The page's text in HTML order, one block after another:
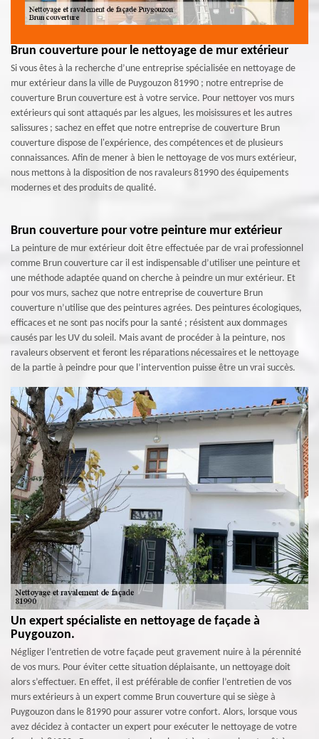
Brun couverture pour le nettoyage de mur extérieur
Si vous êtes à la recherche d’une entreprise spécialisée en nettoyage de
mur extérieur dans la ville de Puygouzon 81990 ; notre entreprise de
couverture Brun couverture est à votre service. Pour nettoyer vos murs
extérieurs qui sont attaqués par les algues, les moisissures et les autres
salissures ; sachez en effet que notre entreprise de couverture Brun
couverture dispose de l'expérience, des compétences et de plusieurs
connaissances. Afin de mener à bien le nettoyage de vos murs extérieur,
nous mettons à la disposition de nos ravaleurs 81990 des équipements
modernes et des produits de qualité.
Brun couverture pour votre peinture mur extérieur
La peinture de mur extérieur doit être effectuée par de vrai professionnel
comme Brun couverture car il est indispensable d’utiliser une peinture et
une méthode adaptée quand on cherche à peindre un mur extérieur. Et
pour vos murs, sachez que notre entreprise de couverture Brun
couverture n’utilise que des peintures agrées. Des peintures écologiques,
efficaces et ne sont pas nocifs pour la santé ; résistent aux dommages
causés par les UV du soleil. Mais avant de procéder à la peinture, nos
ravaleurs observent et feront les réparations nécessaires et le nettoyage
de la partie à peindre pour que l’intervention puisse être un vrai succès.
Un expert spécialiste en nettoyage de façade à
Puygouzon.
Négliger l’entretien de votre façade peut gravement nuire à la pérennité
de vos murs. Pour éviter cette situation déplaisante, un nettoyage doit
alors s’effectuer. En effet, il est préférable de confier l’entretien de vos
murs extérieurs à un expert comme Brun couverture qui se siège à
Puygouzon dans le 81990 pour assurer votre confort. Alors, lorsque vous
avez décidez à contacter un expert pour exécuter le nettoyage de votre